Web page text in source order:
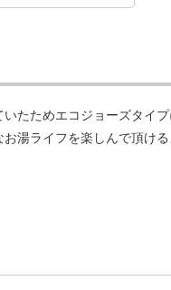
たためエコジョーズタイ
湯ライフを楽しんで頂け